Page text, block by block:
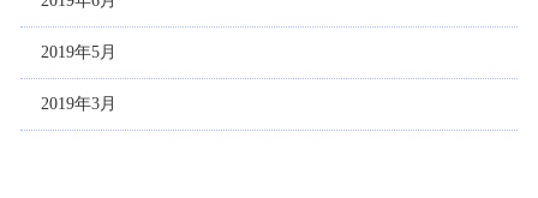
2019年5月
2019年3月